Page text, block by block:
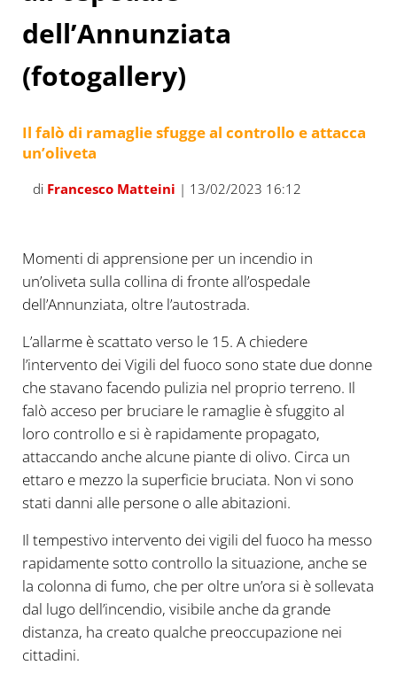
dell’Annunziata
(fotogallery)
Il falò di ramaglie sfugge al controllo e attacca
un’oliveta
di Francesco Matteini | 13/02/2023 16:12
Momenti di apprensione per un incendio in
un’oliveta sulla collina di fronte all’ospedale
dell’Annunziata, oltre l’autostrada.
L’allarme è scattato verso le 15. A chiedere
l’intervento dei Vigili del fuoco sono state due donne
che stavano facendo pulizia nel proprio terreno. Il
falò acceso per bruciare le ramaglie è sfuggito al
loro controllo e si è rapidamente propagato,
attaccando anche alcune piante di olivo. Circa un
ettaro e mezzo la superficie bruciata. Non vi sono
stati danni alle persone o alle abitazioni.
Il tempestivo intervento dei vigili del fuoco ha messo
rapidamente sotto controllo la situazione, anche se
la colonna di fumo, che per oltre un’ora si è sollevata
dal lugo dell’incendio, visibile anche da grande
distanza, ha creato qualche preoccupazione nei
cittadini.